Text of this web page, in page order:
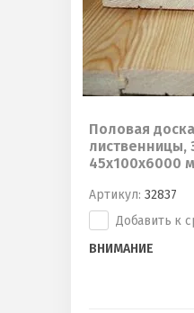
Половая
лиственницы,
45х100х6000
Артикул: 32837
Добавить к
ВНИМАНИЕ